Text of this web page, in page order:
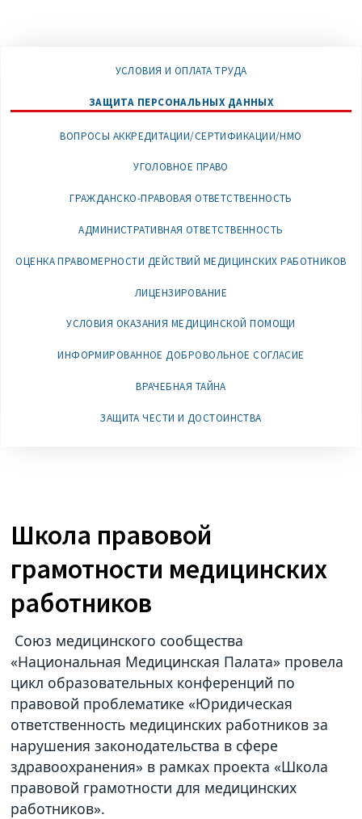
УСЛОВИЯ И ОПЛАТА ТРУДА
ЗАЩИТА ПЕРСОНАЛЬНЫХ ДАННЫХ
ВОПРОСЫ АККРЕДИТАЦИИ/СЕРТИФИКАЦИИ/НМО
УГОЛОВНОЕ ПРАВО
ГРАЖДАНСКО-ПРАВОВАЯ ОТВЕТСТВЕННОСТЬ
АДМИНИСТРАТИВНАЯ ОТВЕТСТВЕННОСТЬ
ОЦЕНКА ПРАВОМЕРНОСТИ ДЕЙСТВИЙ МЕДИЦИНСКИХ РАБОТНИКОВ
ЛИЦЕНЗИРОВАНИЕ
УСЛОВИЯ ОКАЗАНИЯ МЕДИЦИНСКОЙ ПОМОЩИ
ИНФОРМИРОВАННОЕ ДОБРОВОЛЬНОЕ СОГЛАСИЕ
ВРАЧЕБНАЯ ТАЙНА
ЗАЩИТА ЧЕСТИ И ДОСТОИНСТВА
Школа правовой
грамотности медицинских
работников
Союз медицинского сообщества
«Национальная Медицинская Палата» провела
цикл образовательных конференций по
правовой проблематике «Юридическая
ответственность медицинских работников за
нарушения законодательства в сфере
здравоохранения» в рамках проекта «Школа
правовой грамотности для медицинских
работников».